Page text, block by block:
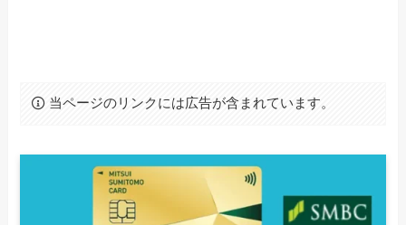
当ページのリンクには広告が含まれています。